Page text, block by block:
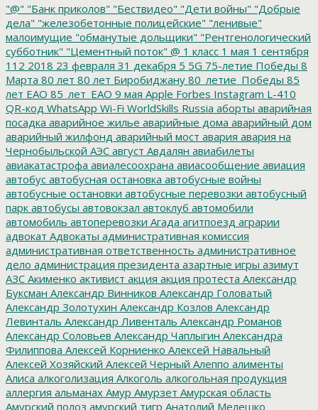
"@" "Банк приколов" "Бествидео" "Дети войны" "Добрые
дела" "железобетонные полицейские" "ленивые"
малоимущие "обманутые дольщики" "Рентгенологический
субботник" "Цементный поток" @ 1 класс 1 мая 1 сентября
112 2018 23 февраля 31 декабря 5 5G 75-летие Победы 8
Марта 80 лет 80 лет Биробиджану 80_летие_Победы 85
лет ЕАО 85_лет_ЕАО 9 мая Apple Forbes Instagram L-410
QR-код WhatsApp Wi-Fi WorldSkills Russia аборты аварийная
посадка аварийное жилье аварийные дома аварийный дом
аварийный жилфонд аварийный мост авария авария на
Чернобыльской АЭС август Авдалян авиабилеты
авиакатастрофа авиалесоохрана авиасообщение авиация
автобус автобусная остановка автобусные войны
автобусные остановки автобусные перевозки автобусный
парк автобусы автовокзал автоклуб автомобили
автомобиль автоперевозки Агада агитпоезд аграрии
адвокат Адвокаты административная комиссия
административная ответственность административное
дело администрация президента азартные игры азимут
АЗС Акименко активист акция акция протеста Александр
Буксман Александр Винников Александр Головатый
Александр Золотухин Александр Козлов Александр
Левинталь Александр Ливенталь Александр Романов
Александр Соловьев Александр Чаплыгин Александра
Филиппова Алексей Корниенко Алексей Навальный
Алексей Хозяйский Алексей Черный Алеппо алименты
Алиса алкоголизация Алкоголь алкогольная продукция
аллергия альманах Амур Амурзет Амурская область
Амурский полоз амурский тигр Анатолий Мелешко